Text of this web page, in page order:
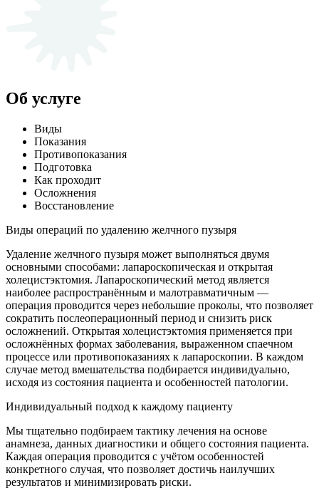
Об услуге
Виды
Показания
Противопоказания
Подготовка
Как проходит
Осложнения
Восстановление
Виды операций по удалению желчного пузыря
Удаление желчного пузыря может выполняться двумя
основными способами: лапароскопическая и открытая
холецистэктомия. Лапароскопический метод является
наиболее распространённым и малотравматичным —
операция проводится через небольшие проколы, что позволяет
сократить послеоперационный период и снизить риск
осложнений. Открытая холецистэктомия применяется при
осложнённых формах заболевания, выраженном спаечном
процессе или противопоказаниях к лапароскопии. В каждом
случае метод вмешательства подбирается индивидуально,
исходя из состояния пациента и особенностей патологии.
Индивидуальный подход к каждому пациенту
Мы тщательно подбираем тактику лечения на основе
анамнеза, данных диагностики и общего состояния пациента.
Каждая операция проводится с учётом особенностей
конкретного случая, что позволяет достичь наилучших
результатов и минимизировать риски.